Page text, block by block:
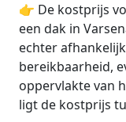
👉 De kostprijs
een dak in
echter
bereikbaarheid,
oppervlakte van
ligt de kostprijs